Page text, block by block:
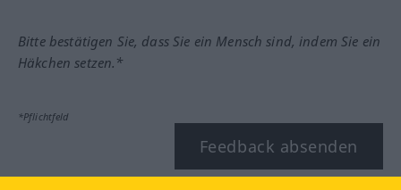
Bitte bestätigen Sie, dass Sie ein Mensch sind, indem Sie ein
Häkchen setzen.*
*Pflichtfeld
Feedback absenden